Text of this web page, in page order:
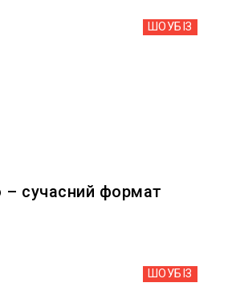
ШОУБIЗ
– сучасний формат
ШОУБIЗ